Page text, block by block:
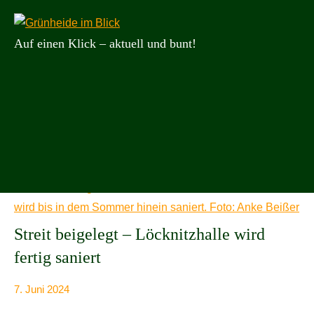
Inhalt
springen
Auf einen Klick – aktuell und bunt!
nach:
Streit beigelegt – Löcknitzhalle wird
fertig saniert
7. Juni 2024